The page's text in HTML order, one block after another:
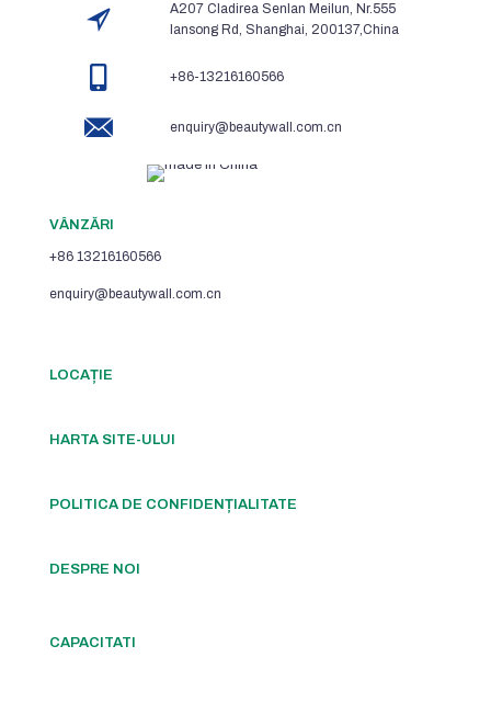
A207 Cladirea Senlan Meilun, Nr.555
lansong Rd, Shanghai, 200137,China
+86-13216160566
enquiry@beautywall.com.cn
VÂNZĂRI
+86 13216160566
enquiry@beautywall.com.cn
LOCAȚIE
HARTA SITE-ULUI
POLITICA DE CONFIDENȚIALITATE
DESPRE NOI
CAPACITATI